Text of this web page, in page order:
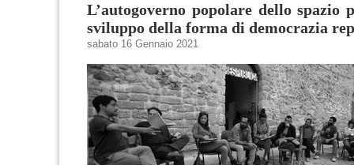
L’autogoverno popolare dello spazio
sviluppo della forma di democrazia
sabato 16 Gennaio 2021